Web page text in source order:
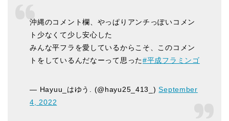
沖縄のコメント欄、やっぱりアンチっぽいコメン
ト少なくて少し安心した
みんな平フラを愛しているからこそ、このコメン
トをしているんだなーって思った#平成フラミンゴ
— Hayuu_はゆう. (@hayu25_413_)September
4, 2022